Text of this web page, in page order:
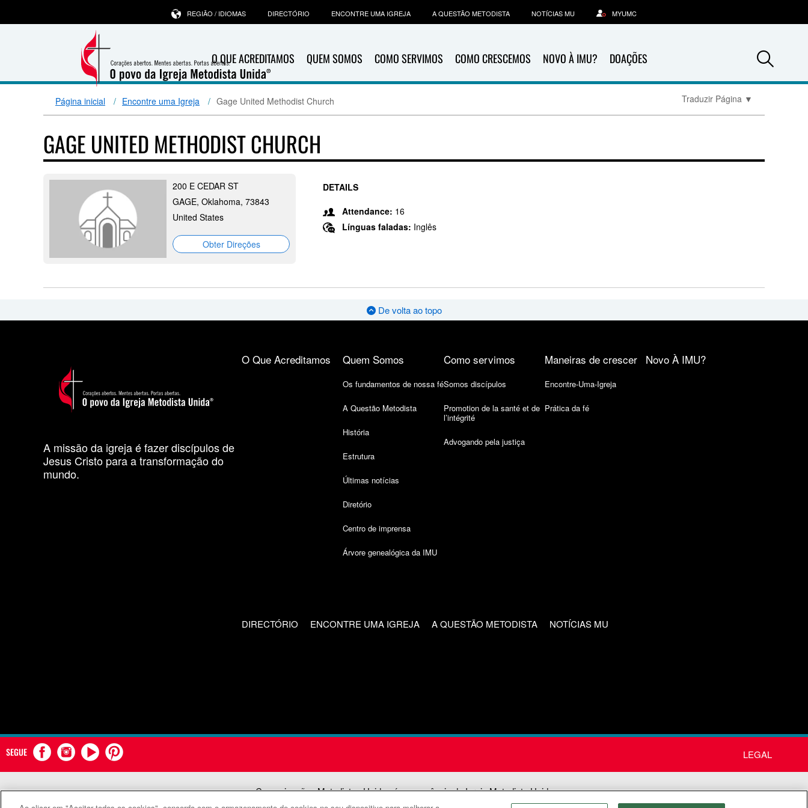
O QUE ACREDITAMOS QUEM SOMOS COMO SERVIMOS COMO CRESCEMOS NOVO À IMU? DOAÇÕES
REGIÃO / IDIOMAS DIRECTÓRIO ENCONTRE UMA IGREJA A QUESTÃO METODISTA NOTÍCIAS MU MYUMC
Página inicial Encontre uma Igreja Gage United Methodist Church Traduzir Página ▼
GAGE UNITED METHODIST CHURCH
200 E CEDAR ST
GAGE, Oklahoma, 73843
United States
Obter Direções
DETAILS
Attendance: 16
Línguas faladas: Inglês
De volta ao topo
A missão da igreja é fazer discípulos de
Jesus Cristo para a transformação do
mundo.
O Que Acreditamos Quem Somos
Os fundamentos de nossa fé
A Questão Metodista
História
Estrutura
Últimas notícias
Diretório
Centro de imprensa
Árvore genealógica da IMU
Como servimos
Somos discípulos
Promotion de la santé et de
l’intégrité
Advogando pela justiça
Maneiras de crescer
Encontre-Uma-Igreja
Prática da fé
Novo À IMU?
DIRECTÓRIO ENCONTRE UMA IGREJA A QUESTÃO METODISTA NOTÍCIAS MU
SEGUE LEGAL
Comunicações Metodistas Unidas é uma agência da Igreja Metodista Unida